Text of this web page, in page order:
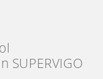
SUPERVIGO